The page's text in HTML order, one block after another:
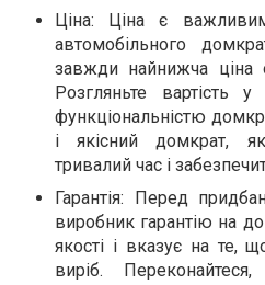
Ціна: Ціна є
автомобільного
завжди найнижча ціна
Розгляньте вартість
функціональністю
і якісний домкрат,
тривалий час і
Гарантія: Перед
виробник гарантію на
якості і вказує на те,
виріб.